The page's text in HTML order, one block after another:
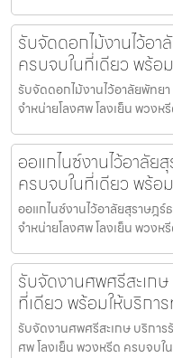
รับจัดดอกไม้งานไว้อ
ครบจบในที่เดียว พร้อ
รับจัดดอกไม้งานไว้อาลัยพัท
จำหน่ายโลงศพ โลงเย็น พวง
ออแกไนซ์งานไว้อาลั
ครบจบในที่เดียว พร้อ
ออแกไนซ์งานไว้อาลัยสุราษฎ
จำหน่ายโลงศพ โลงเย็น พวง
รับจัดงานศพศรีสะเก
ที่เดียว พร้อมให้บริกา
รับจัดงานศพศรีสะเกษ บริกา
ศพ โลงเย็น พวงหรีด ครบจบใ